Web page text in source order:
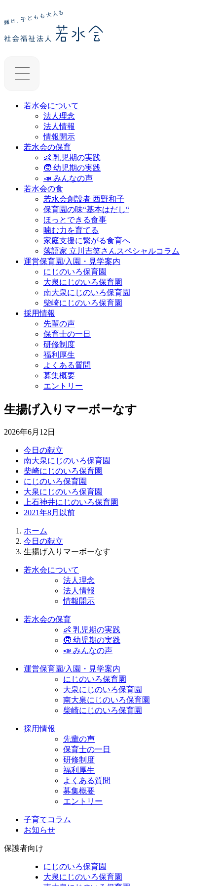
若水会について
法人理念
法人情報
情報開示
若水会の保育
👶 乳児期の実践
🧒 幼児期の実践
📣 みんなの声
若水会の食
若水会創設者 西野和子
保育園の味“基本はだし“
ほっとできる食事
噛む力を育てる
家庭支援に繋がる食育へ
落語家 立川吉笑さんスペシャルコラム
運営保育園/入園・見学案内
にじのいろ保育園
大泉にじのいろ保育園
南大泉にじのいろ保育園
柴崎にじのいろ保育園
採用情報
先輩の声
保育士の一日
研修制度
福利厚生
よくある質問
募集概要
エントリー
生揚げ入りマーボーなす
2026年6月12日
今日の献立
南大泉にじのいろ保育園
柴崎にじのいろ保育園
にじのいろ保育園
大泉にじのいろ保育園
上石神井にじのいろ保育園
2021年8月以前
ホーム
今日の献立
生揚げ入りマーボーなす
若水会について
法人理念
法人情報
情報開示
若水会の保育
👶 乳児期の実践
🧒 幼児期の実践
📣 みんなの声
運営保育園/入園・見学案内
にじのいろ保育園
大泉にじのいろ保育園
南大泉にじのいろ保育園
柴崎にじのいろ保育園
採用情報
先輩の声
保育士の一日
研修制度
福利厚生
よくある質問
募集概要
エントリー
子育てコラム
お知らせ
保護者向け
にじのいろ保育園
大泉にじのいろ保育園